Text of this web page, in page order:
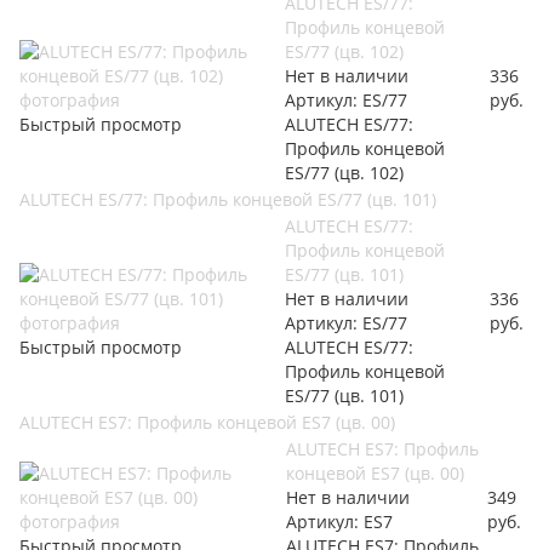
Быстрый просмотр
Профиль концевой
ES/77 (цв. 102)
Нет в наличии
Артикул: ES/77
ALUTECH ES/77:
Профиль концевой
ES/77 (цв. 102)
336
руб.
ALUTECH ES/77: Профиль концевой ES/77 (цв. 101)
Быстрый просмотр
ALUTECH ES/77:
Профиль концевой
ES/77 (цв. 101)
Нет в наличии
Артикул: ES/77
ALUTECH ES/77:
Профиль концевой
ES/77 (цв. 101)
336
руб.
ALUTECH ES7: Профиль концевой ES7 (цв. 00)
ALUTECH ES7: Профиль
концевой ES7 (цв. 00)
Нет в наличии
Артикул: ES7
349
руб.